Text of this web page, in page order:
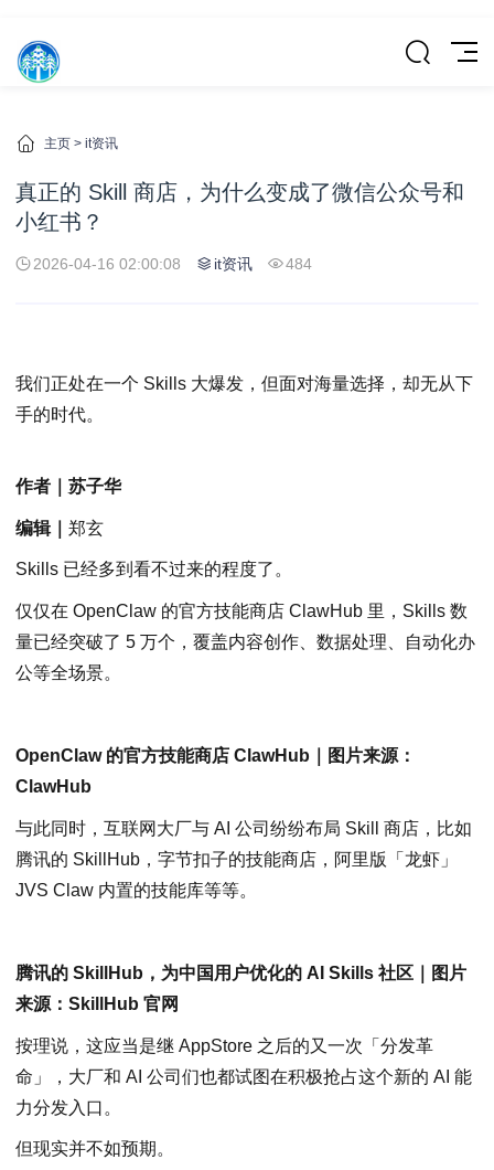
主页 > it资讯
真正的 Skill 商店，为什么变成了微信公众号和
小红书？
2026-04-16 02:00:08 it资讯 484
我们正处在一个 Skills 大爆发，但面对海量选择，却无从下
手的时代。
作者｜苏子华
编辑｜ 郑玄
Skills 已经多到看不过来的程度了。
仅仅在 OpenClaw 的官方技能商店 ClawHub 里，Skills 数
量已经突破了 5 万个，覆盖内容创作、数据处理、自动化办
公等全场景。
OpenClaw 的官方技能商店 ClawHub｜图片来源：
ClawHub
与此同时，互联网大厂与 AI 公司纷纷布局 Skill 商店，比如
腾讯的 SkillHub，字节扣子的技能商店，阿里版「龙虾」
JVS Claw 内置的技能库等等。
腾讯的 SkillHub，为中国用户优化的 AI Skills 社区｜图片
来源：SkillHub 官网
按理说，这应当是继 AppStore 之后的又一次「分发革
命」，大厂和 AI 公司们也都试图在积极抢占这个新的 AI 能
力分发入口。
但现实并不如预期。